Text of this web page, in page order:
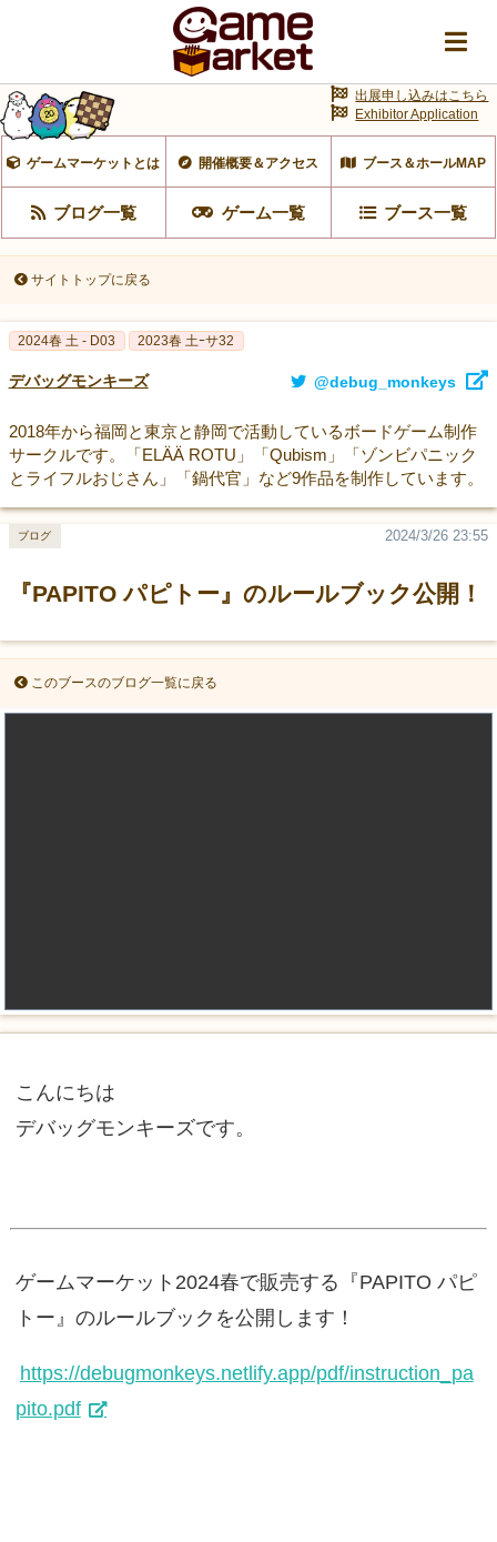
ゲームマーケットとは 開催概要＆アクセス ブース＆ホールMAP
ブログ一覧 ゲーム一覧 ブース一覧
出展申し込みはこちら
Exhibitor Application
サイトトップに戻る
2024春 土 - D03 2023春 土ｰサ32
デバッグモンキーズ @debug_monkeys
2018年から福岡と東京と静岡で活動しているボードゲーム制作
サークルです。「ELÄÄ ROTU」「Qubism」「ゾンビパニック
とライフルおじさん」「鍋代官」など9作品を制作しています。
『PAPITO パピトー』のルールブック公開！
2024/3/26 23:55
ブログ
このブースのブログ一覧に戻る
こんにちは
デバッグモンキーズです。
ゲームマーケット2024春で販売する『PAPITO パピ
トー』のルールブックを公開します！
https://debugmonkeys.netlify.app/pdf/instruction_pa
pito.pdf